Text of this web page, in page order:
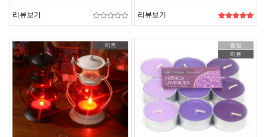
리뷰보기 리뷰보기
히트
품절
히트